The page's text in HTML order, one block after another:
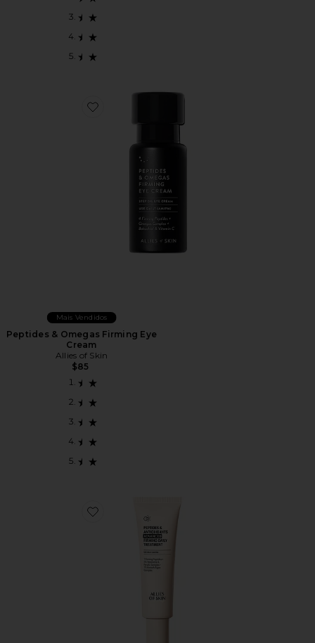
Favorite Peptides & Omegas Firming Eye Cream
Mais Vendidos
Peptides & Omegas Firming Eye
Cream
Allies of Skin
$85
Favorite Jumbo Peptides & Antioxidants Advanced